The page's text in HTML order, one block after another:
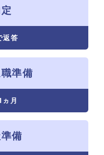
返答
準備
ヵ月
備